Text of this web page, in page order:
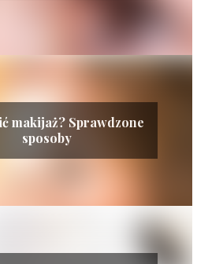
makijaż? Sprawdzone
sposoby